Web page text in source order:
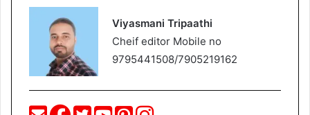
Viyasmani Tripaathi
Cheif editor Mobile no
9795441508/7905219162